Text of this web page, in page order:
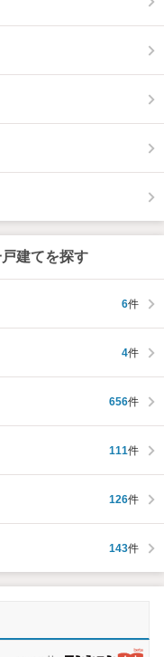
建てを探す
6件
4件
656件
111件
126件
143件